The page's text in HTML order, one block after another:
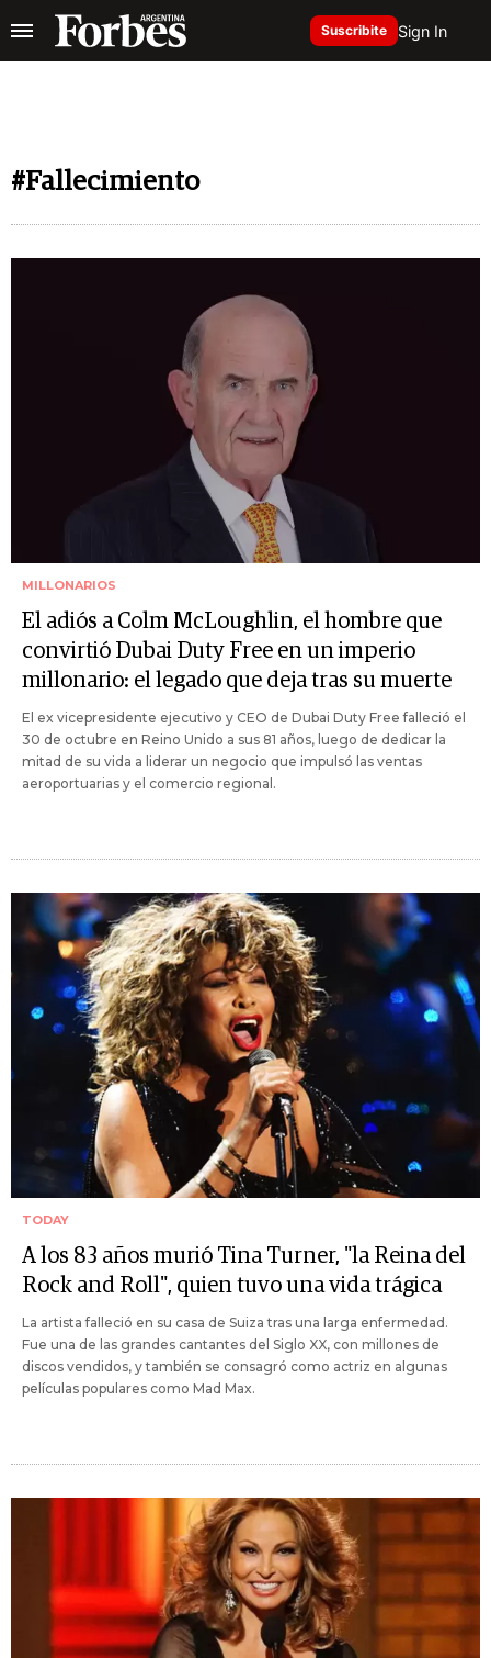
Suscribite Sign In
#Fallecimiento
MILLONARIOS
El adiós a Colm McLoughlin, el hombre que
convirtió Dubai Duty Free en un imperio
millonario: el legado que deja tras su muerte
El ex vicepresidente ejecutivo y CEO de Dubai Duty Free falleció el
30 de octubre en Reino Unido a sus 81 años, luego de dedicar la
mitad de su vida a liderar un negocio que impulsó las ventas
aeroportuarias y el comercio regional.
TODAY
A los 83 años murió Tina Turner, "la Reina del
Rock and Roll", quien tuvo una vida trágica
La artista falleció en su casa de Suiza tras una larga enfermedad.
Fue una de las grandes cantantes del Siglo XX, con millones de
discos vendidos, y también se consagró como actriz en algunas
películas populares como Mad Max.